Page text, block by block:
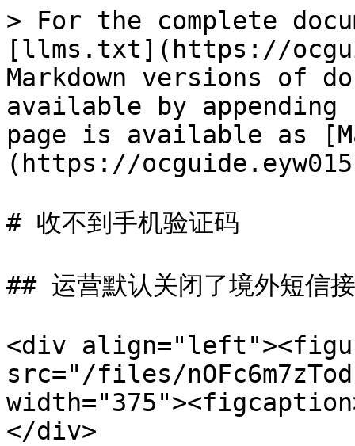
> For the complete
[llms.txt](https://
Markdown versions of
available by
page is available as
(https://
# 收不到手机验证码
## 运营默认关闭了境外短信
<div
src="/files/
</div>